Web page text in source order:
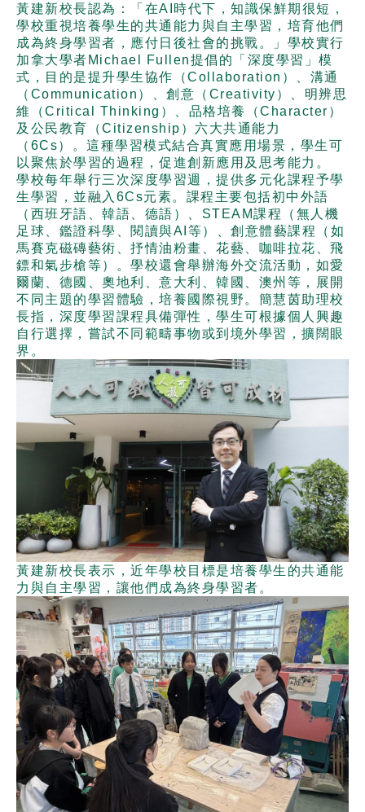
黃建新校長認為：「在AI時代下，知識保鮮期很短，
學校重視培養學生的共通能力與自主學習，培育他們
成為終身學習者，應付日後社會的挑戰。」學校實行
加拿大學者Michael Fullen提倡的「深度學習」模
式，目的是提升學生協作（Collaboration）、溝通
（Communication）、創意（Creativity）、明辨思
維（Critical Thinking）、品格培養（Character）
及公民教育（Citizenship）六大共通能力
（6Cs）。這種學習模式結合真實應用場景，學生可
以聚焦於學習的過程，促進創新應用及思考能力。
學校每年舉行三次深度學習週，提供多元化課程予學
生學習，並融入6Cs元素。課程主要包括初中外語
（西班牙語、韓語、德語）、STEAM課程（無人機
足球、鑑證科學、閱讀與AI等）、創意體藝課程（如
馬賽克磁磚藝術、抒情油粉畫、花藝、咖啡拉花、飛
鏢和氣步槍等）。學校還會舉辦海外交流活動，如愛
爾蘭、德國、奧地利、意大利、韓國、澳州等，展開
不同主題的學習體驗，培養國際視野。簡慧茵助理校
長指，深度學習課程具備彈性，學生可根據個人興趣
自行選擇，嘗試不同範疇事物或到境外學習，擴闊眼
界。
黃建新校長表示，近年學校目標是培養學生的共通能
力與自主學習，讓他們成為終身學習者。